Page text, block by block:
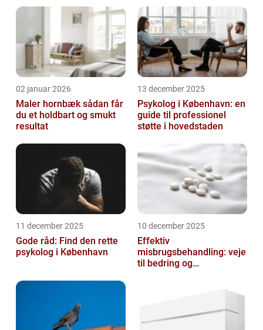
02 januar 2026
Maler hornbæk sådan får
du et holdbart og smukt
resultat
13 december 2025
Psykolog i København: en
guide til professionel
støtte i hovedstaden
11 december 2025
Gode råd: Find den rette
psykolog i København
10 december 2025
Effektiv
misbrugsbehandling: veje
til bedring og